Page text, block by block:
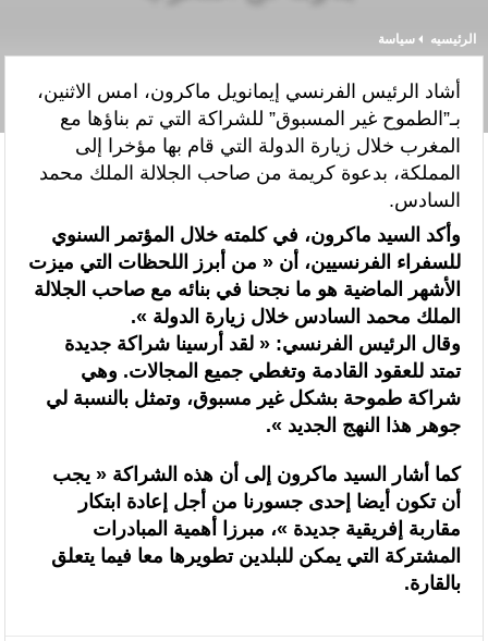
“الخطوط الجوية الفرنسية” تعلن عن تعيين ليونيل رو مديراً عاماً جديداً
لمنطقة شمال إفريقيا والساحل وغرب إفريقيا (ANSCO) .(بيان صحفي )
قراءة سوسيولوجية :أزمة العبور الجماعي الأخيرة نحو سبتة تكشف عن موت
التاطير الحزبي وهيمنة الخوارزميات والصفحات الافتراضية
القوات المسلحة الملكية .. جاهزية عملياتية وتدخلات جوية منسقة لمكافحة
حرائق الغابات
تدبير ملف الهجرة “مسؤولية مشتركة” والمغرب “تحمل دوما نصيبه منها”
(مصدر حكومي)
برقية تهنئة إلى جلالة الملك من المدير العام لمنظمة “إيسيسكو” بمناسبة عيد
العرش المجيد
المنتخب المغربي للسيدات يتأهل إلى ربع النهائي عقب تعادله أمام نظيره
السنغالي (0-0)
الرئيسيه سياسة
أشاد الرئيس الفرنسي إيمانويل ماكرون، امس الاثنين،
بـ”الطموح غير المسبوق” للشراكة التي تم بناؤها مع
المغرب خلال زيارة الدولة التي قام بها مؤخرا إلى
المملكة، بدعوة كريمة من صاحب الجلالة الملك محمد
السادس.
وأكد السيد ماكرون، في كلمته خلال المؤتمر السنوي
للسفراء الفرنسيين، أن « من أبرز اللحظات التي ميزت
الأشهر الماضية هو ما نجحنا في بنائه مع صاحب الجلالة
الملك محمد السادس خلال زيارة الدولة ».
وقال الرئيس الفرنسي: « لقد أرسينا شراكة جديدة
تمتد للعقود القادمة وتغطي جميع المجالات. وهي
شراكة طموحة بشكل غير مسبوق، وتمثل بالنسبة لي
جوهر هذا النهج الجديد ».
كما أشار السيد ماكرون إلى أن هذه الشراكة « يجب
أن تكون أيضا إحدى جسورنا من أجل إعادة ابتكار
مقاربة إفريقية جديدة »، مبرزا أهمية المبادرات
المشتركة التي يمكن للبلدين تطويرها معا فيما يتعلق
بالقارة.